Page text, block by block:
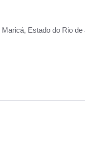
Estado do Rio de